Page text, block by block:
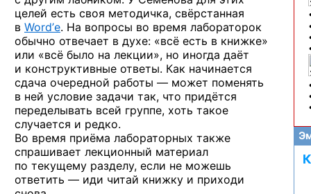
целей есть своя методичка, свёрстанная
в Word’е. На вопросы во время лабораторок
обычно отвечает в духе: «всё есть в книжке»
или «всё было на лекции», но иногда даёт
и конструктивные ответы. Как начинается
сдача очередной работы — может поменять
в ней условие задачи так, что придётся
переделывать всей группе, хоть такое
случается и редко.
Во время приёма лабораторных также
спрашивает лекционный материал
по текущему разделу, если не можешь
ответить — иди читай книжку и приходи